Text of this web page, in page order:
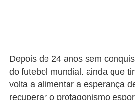
Depois de 24 anos sem
do futebol mundial, ainda que
volta a alimentar a esperança
recuperar o protagonismo